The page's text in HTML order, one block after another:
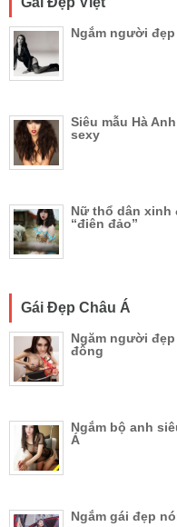
Ngắm người
Siêu mẫu Hà
sexy
Nữ thổ dân xinh
“điên đảo”
Gái Đẹp Châu Á
Ngăm người
đông
Ngắm bộ anh
Á
Ngắm gái đẹp